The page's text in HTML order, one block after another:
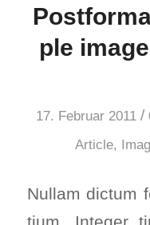
ple
17. Februar 2011 /
Article,
Null­am dic­tum
ti­um. Inte­ger